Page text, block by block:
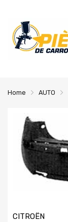
Home AUTO
CITROËN